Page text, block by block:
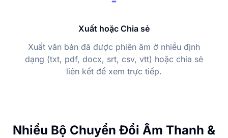
Xuất hoặc Chia sẻ
Xuất văn bản đã được phiên âm ở nhiều định
dạng (txt, pdf, docx, srt, csv, vtt) hoặc chia sẻ
liên kết để xem trực tiếp.
Nhiều Bộ Chuyển Đổi Âm Thanh &